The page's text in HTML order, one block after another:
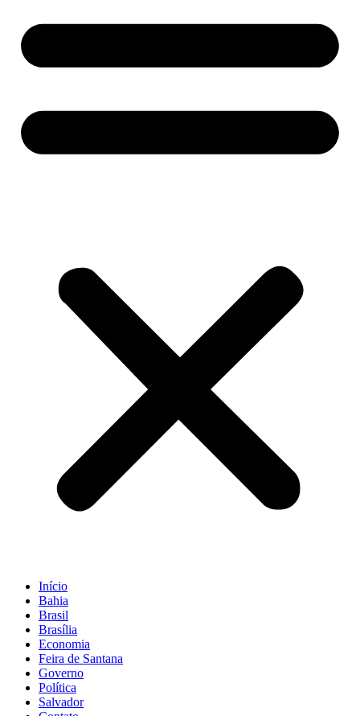
Início
Bahia
Brasil
Brasília
Economia
Feira de Santana
Governo
Política
Salvador